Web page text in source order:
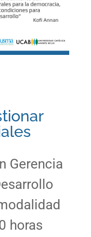
Gerencia
horas